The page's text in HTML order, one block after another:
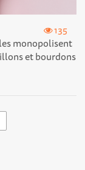
135
monopolisent
et bourdons